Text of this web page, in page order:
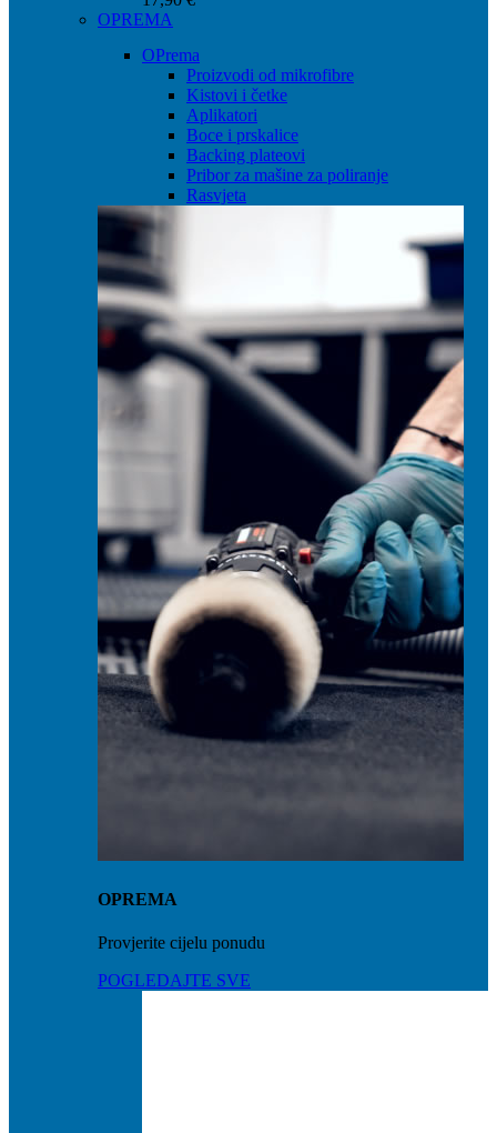
OPREMA
OPrema
Proizvodi od mikrofibre
Kistovi i četke
Aplikatori
Boce i prskalice
Backing plateovi
Pribor za mašine za poliranje
Rasvjeta
OPREMA
Provjerite cijelu ponudu
POGLEDAJTE SVE